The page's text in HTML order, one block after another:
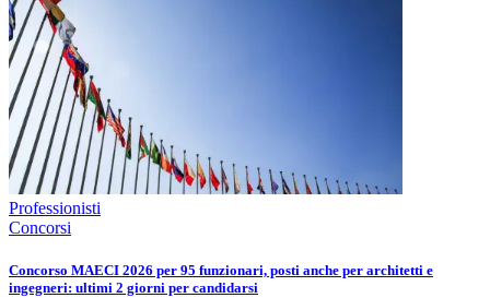
Professionisti
Concorsi
Concorso MAECI 2026 per 95 funzionari, posti anche per architetti e
ingegneri: ultimi 2 giorni per candidarsi